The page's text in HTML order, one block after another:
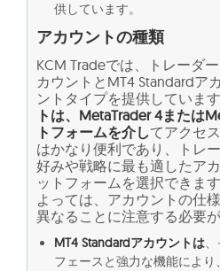
供しています。
アカウントの種類
KCM Tradeでは、トレーダ
カウントとMT4 Standardア
ントタイプを提供しています
トは、MetaTrader 4または
トフォームを介してアクセ
はかなり便利であり、トレ
好みや戦略に最も適したア
ットフォームを選択できま
よっては、アカウントの仕
異なることに注意する必要が
MT4 Standardアカウントは
フェースと強力な機能によ